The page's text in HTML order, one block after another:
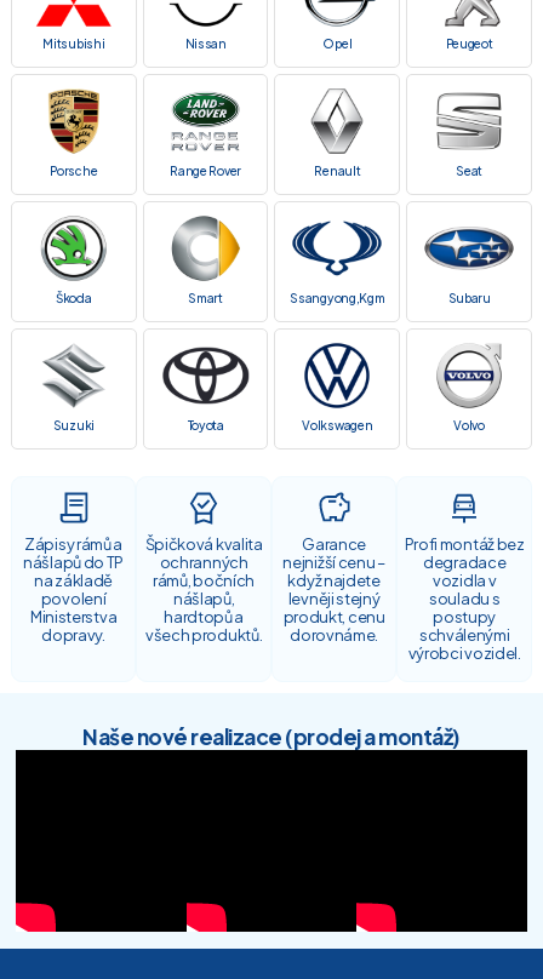
Zápisy rámů a
nášlapů do TP
na základě
povolení
Ministerstva
dopravy.
Špičková kvalita
ochranných
rámů, bočních
nášlapů,
hardtopů a
všech produktů.
Garance
nejnižší cenu –
když najdete
levněji stejný
produkt, cenu
dorovnáme.
Profi montáž bez
degradace
vozidla v
souladu s
postupy
schválenými
výrobci vozidel.
Mitsubishi Nissan Opel Peugeot
Porsche Range Rover Renault Seat
Škoda Smart Ssangyong,Kgm Subaru
Suzuki Toyota Volkswagen Volvo
Naše nové realizace (prodej a montáž)